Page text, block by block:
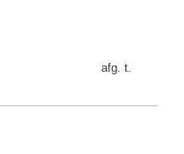
afg. t.